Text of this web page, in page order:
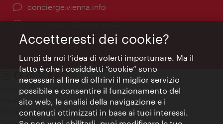
Ort:
concierge.vienna.info
Öffnungszeiten:
Informazioni 24 ore su 24
Contatti
Colophon
Dichiarazione sulla protezione dei dati
Accetteresti dei cookie?
Lungi da noi l’idea di volerti importunare. Ma il
fatto è che i cosiddetti “cookie” sono
necessari al fine di offrirvi il miglior servizio
possibile e consentire il funzionamento del
sito web, le analisi della navigazione e i
contenuti ottimizzati in base ai tuoi interessi.